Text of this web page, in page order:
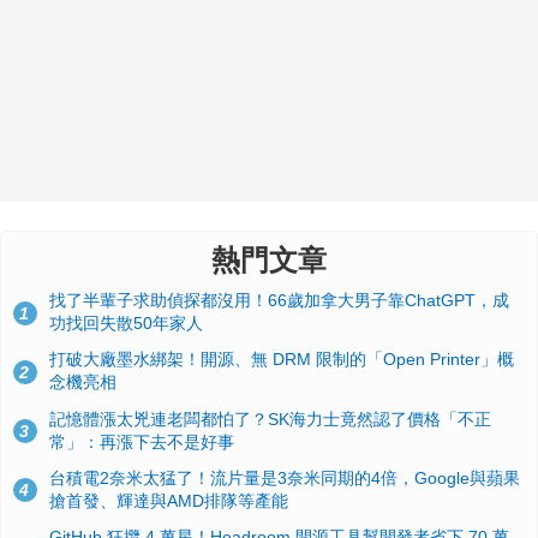
熱門文章
1
找了半輩子求助偵探都沒用！66歲加拿大男子靠ChatGPT，成
功找回失散50年家人
2
打破大廠墨水綁架！開源、無 DRM 限制的「Open Printer」概
念機亮相
3
記憶體漲太兇連老闆都怕了？SK海力士竟然認了價格「不正
常」：再漲下去不是好事
4
台積電2奈米太猛了！流片量是3奈米同期的4倍，Google與蘋果
搶首發、輝達與AMD排隊等產能